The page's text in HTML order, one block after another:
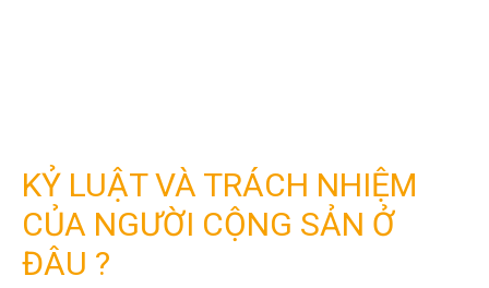
KỶ LUẬT VÀ TRÁCH NHIỆM
CỦA NGƯỜI CỘNG SẢN Ở
ĐÂU ?